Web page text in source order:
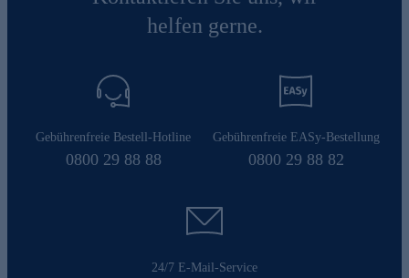
helfen gerne.
Gebührenfreie Bestell-Hotline
0800 29 88 88
Gebührenfreie EASy-Bestellung
0800 29 88 82
24/7 E-Mail-Service